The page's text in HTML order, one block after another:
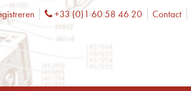
Phone
+33 (0)1 60 58 46 20 Contact